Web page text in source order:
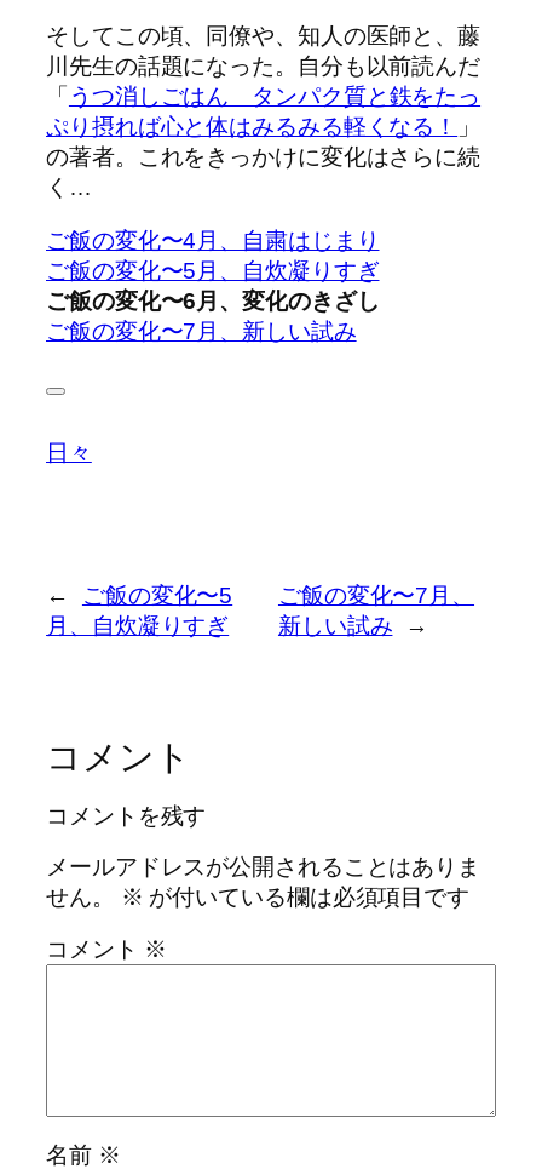
そしてこの頃、同僚や、知人の医師と、藤
川先生の話題になった。自分も以前読んだ
「 うつ消しごはん タンパク質と鉄をたっ
ぷり摂れば心と体はみるみる軽くなる！
」
の著者。これをきっかけに変化はさらに続
く…
ご飯の変化〜4月、自粛はじまり
ご飯の変化〜5月、自炊凝りすぎ
ご飯の変化〜6月、変化のきざし
ご飯の変化〜7月、新しい試み
日々
←
ご飯の変化〜5
月、自炊凝りすぎ
ご飯の変化〜7月、
新しい試み
→
コメント
コメントを残す
メールアドレスが公開されることはありま
せん。
※ が付いている欄は必須項目です
コメント ※
名前 ※